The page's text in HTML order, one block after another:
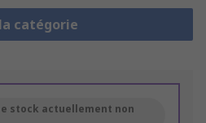
catégorie
stock actuellement non